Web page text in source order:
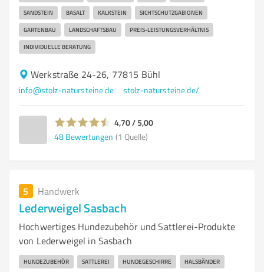
SANDSTEIN BASALT KALKSTEIN SICHTSCHUTZGABIONEN
GARTENBAU LANDSCHAFTSBAU PREIS-LEISTUNGSVERHÄLTNIS
INDIVIDUELLE BERATUNG
Werkstraße 24-26, 77815 Bühl
info@stolz-natursteine.de stolz-natursteine.de/
4,70 / 5,00
48 Bewertungen (1 Quelle)
5 Handwerk
Lederweigel Sasbach
Hochwertiges Hundezubehör und Sattlerei-Produkte
von Lederweigel in Sasbach
HUNDEZUBEHÖR SATTLEREI HUNDEGESCHIRRE HALSBÄNDER